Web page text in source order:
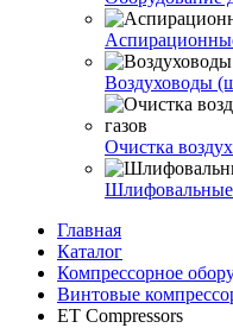
Воздуховоды
Очистка
Главная
Каталог
Компрессорное
Винтовые
ET Compressors